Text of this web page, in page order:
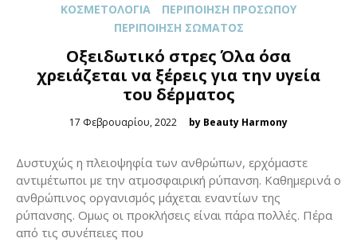
ΚΟΣΜΕΤΟΛΟΓΊΑ
ΠΕΡΙΠΟΊΗΣΗ ΠΡΟΣΏΠΟΥ
ΠΕΡΙΠΟΊΗΣΗ ΣΏΜΑΤΟΣ
Οξειδωτικό στρες Όλα όσα
χρειάζεται να ξέρεις για την υγεία
του δέρματος
Posted
17 Φεβρουαρίου, 2022 by Beauty Harmony
Δυστυχώς η πλειοψηφία των ανθρώπων, ερχόμαστε
αντιμέτωποι με την ατμοσφαιρική ρύπανση. Καθημερινά ο
ανθρώπινος οργανισμός μάχεται εναντίων της
ρύπανσης. Ομως οι προκλήσεις είναι πάρα πολλές. Πέρα
από τις συνέπειες που